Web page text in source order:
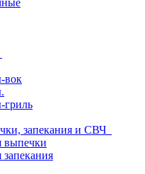
вок
гриль
запекания и СВЧ